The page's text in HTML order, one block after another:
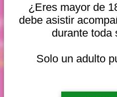
¿Eres mayor de
debe asistir
durante toda
Solo un adulto
ubicación
Internacional 2440, Viña del